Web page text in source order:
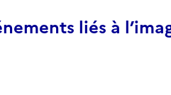
liés à